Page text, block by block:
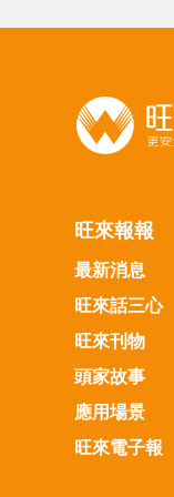
旺來報報
最新消息
旺來話三心
旺來刊物
頭家故事
應用場景
旺來電子報